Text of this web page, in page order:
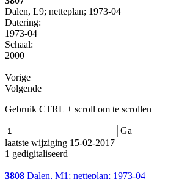
Dalen, L9; netteplan; 1973-04
Datering:
1973-04
Schaal:
2000
Vorige
Volgende
Gebruik CTRL + scroll om te scrollen
Ga
laatste wijziging 15-02-2017
1 gedigitaliseerd
3808 Dalen, M1; netteplan; 1973-04